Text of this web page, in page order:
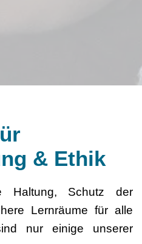
& Ethik
Haltung, Schutz der
Lernräume für alle
nur einige unserer